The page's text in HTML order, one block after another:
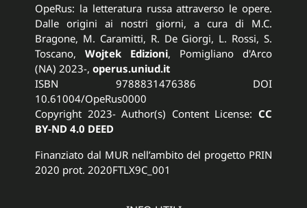
OpeRus: la letteratura russa attraverso le opere.
Dalle origini ai nostri giorni, a cura di M.C.
Bragone, M. Caramitti, R. De Giorgi, L. Rossi, S.
Toscano,Wojtek Edizioni, Pomigliano d'Arco
(NA) 2023-,operus.uniud.it
ISBN 9788831476386 DOI
10.61004/OpeRus0000
Copyright 2023- Author(s) Content License: CC
BY-ND 4.0 DEED
Finanziato dal MUR nell’ambito del progetto PRIN
2020 prot. 2020FTLX9C_001